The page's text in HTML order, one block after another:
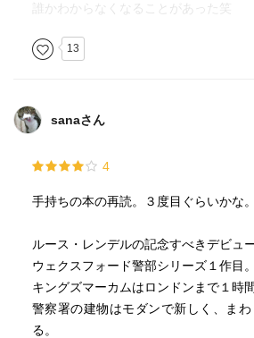
誰かわからなくなることがあった笑
13
sanaさん
4
手持ちの本の再読。３度目ぐらいかな。
ルース・レンデルの記念すべきデビュー
ウェクスフォード警部シリーズ１作目。
キングズマーカムはロンドンまで１時
警察署の建物はモダンで新しく、ま
る。